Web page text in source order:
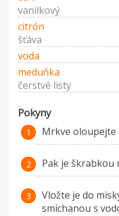
vanilkový
citrón
šťáva
voda
meduňka
čerstvé listy
Pokyny
Mrkve oloupejte
Pak je škrabkou
Vložte je do
smíchanou s